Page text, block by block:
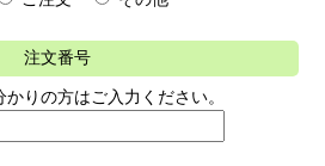
注文番号
りの方はご入力ください。